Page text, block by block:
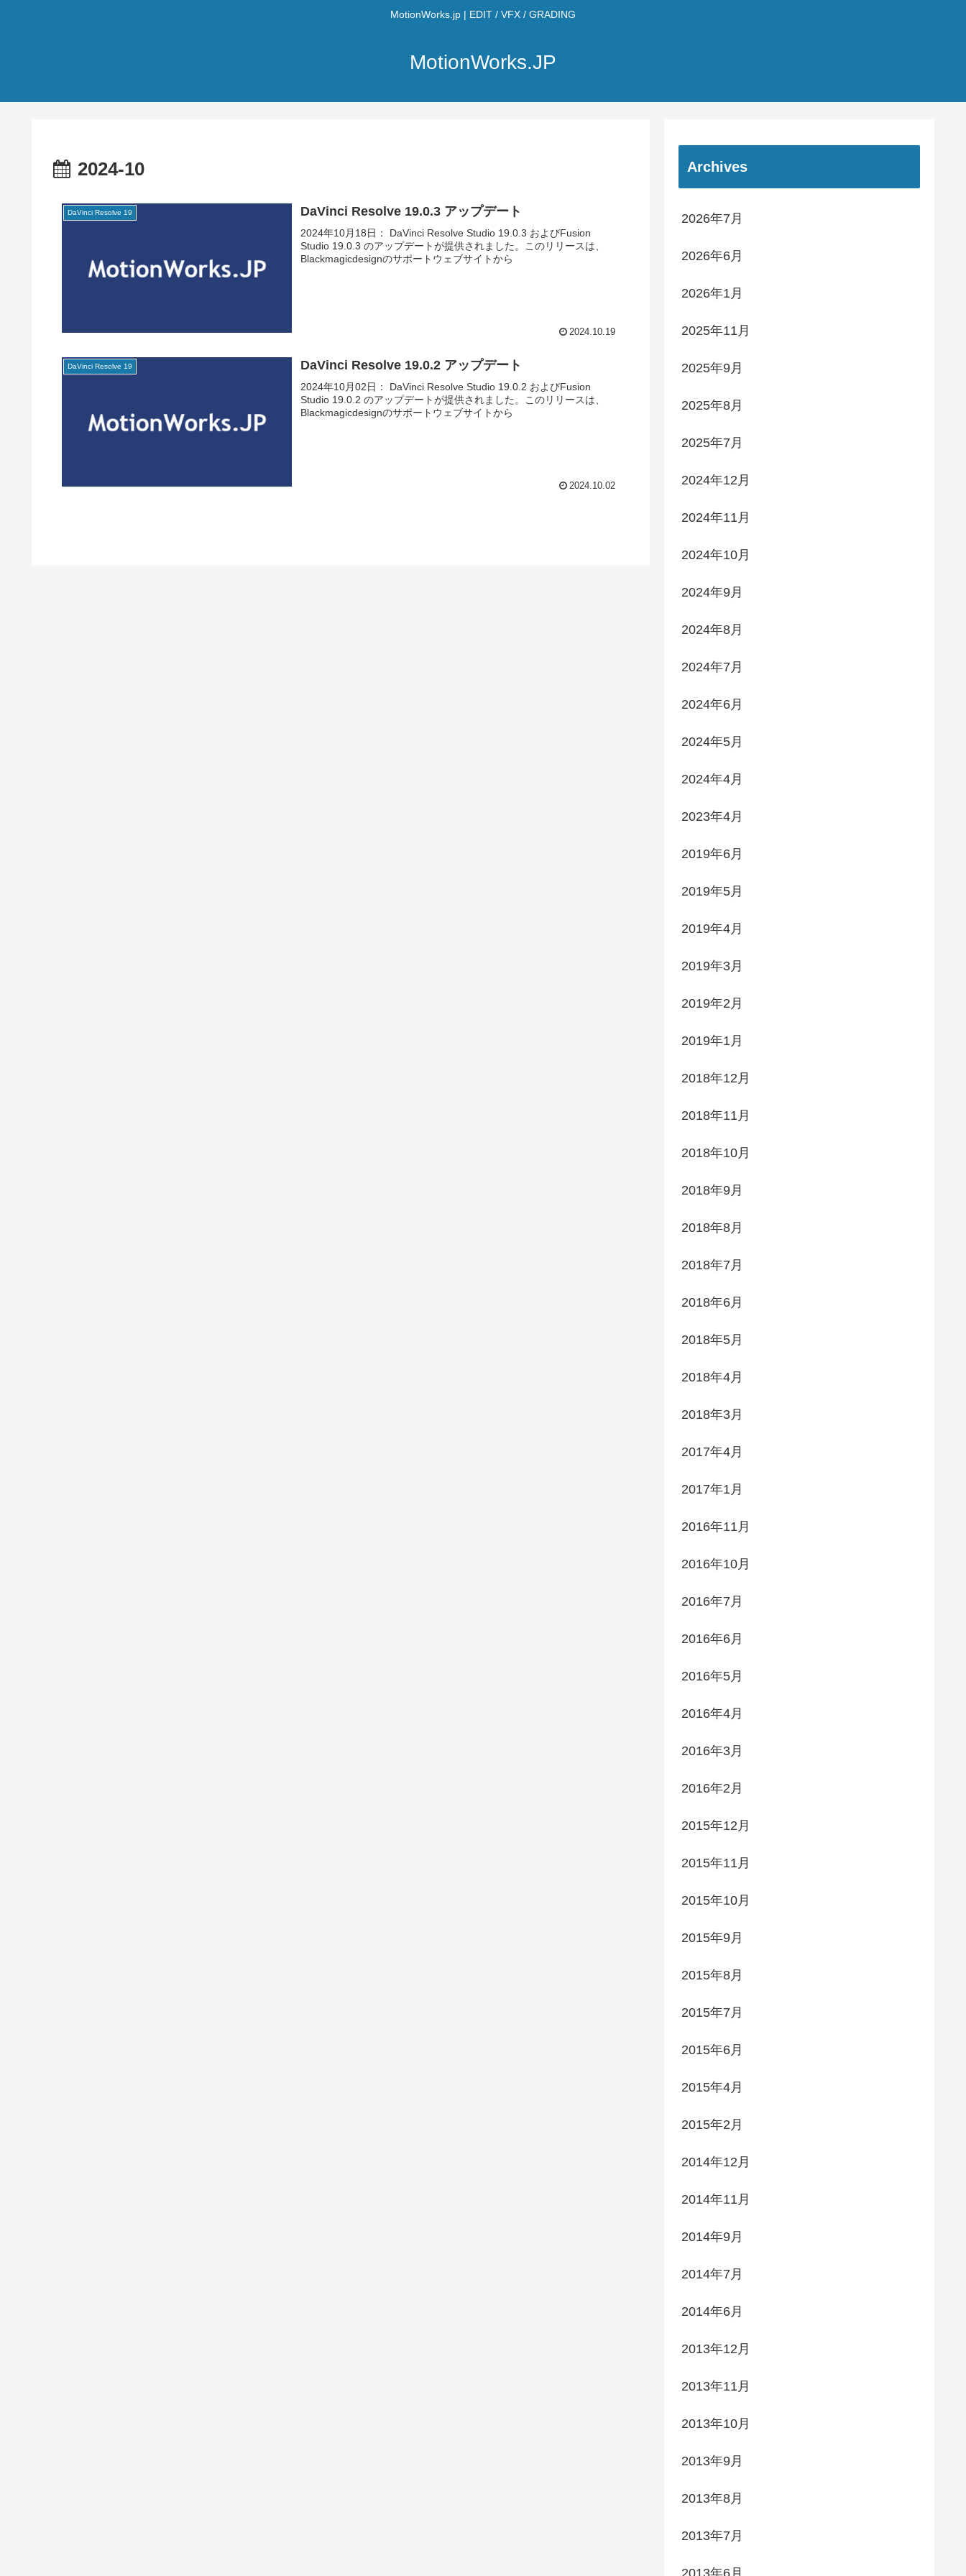
MotionWorks.jp | EDIT / VFX / GRADING
MotionWorks.JP
2024-10
DaVinci Resolve 19 DaVinci Resolve 19.0.3 アップデート
2024年10月18日： DaVinci Resolve Studio 19.0.3 およびFusion
Studio 19.0.3 のアップデートが提供されました。このリリースは、
Blackmagicdesignのサポートウェブサイトから
2024.10.19
DaVinci Resolve 19 DaVinci Resolve 19.0.2 アップデート
2024年10月02日： DaVinci Resolve Studio 19.0.2 およびFusion
Studio 19.0.2 のアップデートが提供されました。このリリースは、
Blackmagicdesignのサポートウェブサイトから
2024.10.02
Archives
2026年7月
2026年6月
2026年1月
2025年11月
2025年9月
2025年8月
2025年7月
2024年12月
2024年11月
2024年10月
2024年9月
2024年8月
2024年7月
2024年6月
2024年5月
2024年4月
2023年4月
2019年6月
2019年5月
2019年4月
2019年3月
2019年2月
2019年1月
2018年12月
2018年11月
2018年10月
2018年9月
2018年8月
2018年7月
2018年6月
2018年5月
2018年4月
2018年3月
2017年4月
2017年1月
2016年11月
2016年10月
2016年7月
2016年6月
2016年5月
2016年4月
2016年3月
2016年2月
2015年12月
2015年11月
2015年10月
2015年9月
2015年8月
2015年7月
2015年6月
2015年4月
2015年2月
2014年12月
2014年11月
2014年9月
2014年7月
2014年6月
2013年12月
2013年11月
2013年10月
2013年9月
2013年8月
2013年7月
2013年6月